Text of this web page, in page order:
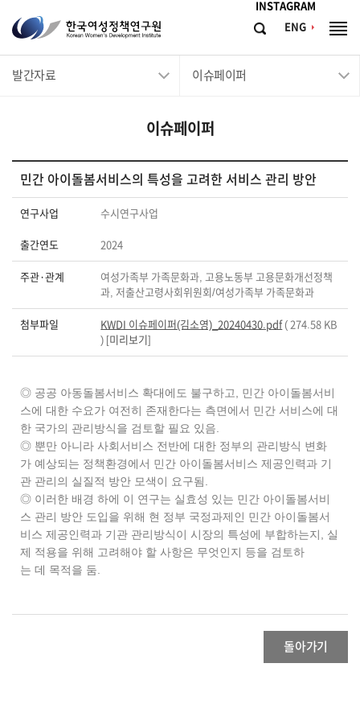
INSTAGRAM
ENG
한
국
여
연
구
원
Women's
Development
Institute
검
체
발간자료 이슈페이퍼
이슈페이퍼
민간 아이돌봄서비스의 특성을 고려한 서비스 관리 방안
연구사업 수시연구사업
출간연도 2024
주관·관계
여성가족부 가족문화과, 고용노동부 고용문화개선정책
과, 저출산고령사회위원회/여성가족부 가족문화과
첨부파일 KWDI 이슈페이퍼(김소영)_20240430.pdf( 274.58 KB
) [미리보기]
◎ 공공 아동돌봄서비스 확대에도 불구하고, 민간 아이돌봄서비
스에 대한 수요가 여전히 존재한다는 측면에서 민간 서비스에 대
한 국가의 관리방식을 검토할 필요 있음.
◎ 뿐만 아니라 사회서비스 전반에 대한 정부의 관리방식 변화
가 예상되는 정책환경에서 민간 아이돌봄서비스 제공인력과 기
관 관리의 실질적 방안 모색이 요구됨.
◎ 이러한 배경 하에 이 연구는 실효성 있는 민간 아이돌봄서비
스 관리 방안 도입을 위해 현 정부 국정과제인 민간 아이돌봄서
비스 제공인력과 기관 관리방식이 시장의 특성에 부합하는지, 실
제 적용을 위해 고려해야 할 사항은 무엇인지 등을 검토하
는 데 목적을 둠.
돌아가기